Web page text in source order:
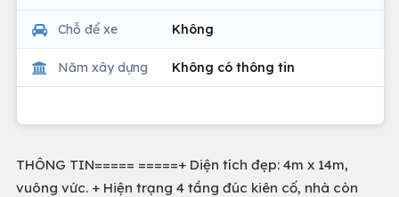
Chỗ để xe Không
Năm xây dựng Không có thông tin
THÔNG TIN===== =====+ Diện tích đẹp: 4m x 14m,
vuông vức. + Hiện trạng 4 tầng đúc kiên cố, nhà còn